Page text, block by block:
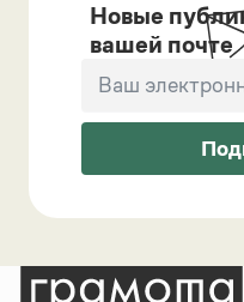
Новые
вашей почте